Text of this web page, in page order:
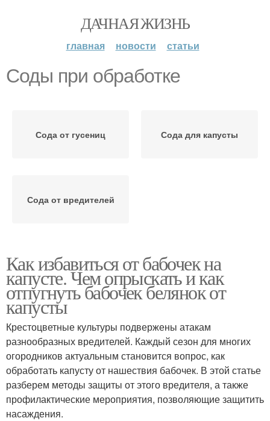
ДАЧНАЯ ЖИЗНЬ
главная новости статьи
Соды при обработке
Сода от гусениц Сода для капусты
Сода от вредителей
Как избавиться от бабочек на
капусте. Чем опрыскать и как
отпугнуть бабочек белянок от
капусты
Крестоцветные культуры подвержены атакам
разнообразных вредителей. Каждый сезон для многих
огородников актуальным становится вопрос, как
обработать капусту от нашествия бабочек. В этой статье
разберем методы защиты от этого вредителя, а также
профилактические мероприятия, позволяющие защитить
насаждения.